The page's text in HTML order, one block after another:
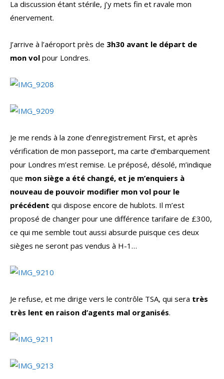
La discussion étant stérile, j’y mets fin et ravale mon
énervement.
J’arrive à l’aéroport près de 3h30 avant le départ de
mon vol pour Londres.
Je me rends à la zone d’enregistrement First, et après
vérification de mon passeport, ma carte d’embarquement
pour Londres m’est remise. Le préposé, désolé, m’indique
que mon siège a été changé, et je m’enquiers à
nouveau de pouvoir modifier mon vol pour le
précédent qui dispose encore de hublots. Il m’est
proposé de changer pour une différence tarifaire de £300,
ce qui me semble tout aussi absurde puisque ces deux
sièges ne seront pas vendus à H-1…
Je refuse, et me dirige vers le contrôle TSA, qui sera très
très lent en raison d’agents mal organisés.